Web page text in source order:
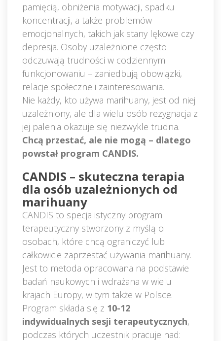
pamięcią, obniżenia motywacji, spadku
koncentracji, a także problemów
emocjonalnych, takich jak stany lękowe czy
depresja. Osoby uzależnione często
odczuwają trudności w codziennym
funkcjonowaniu – zaniedbują obowiązki,
relacje społeczne i zainteresowania.
Nie każdy, kto używa marihuany, jest od niej
uzależniony, ale dla wielu osób rezygnacja z
jej palenia okazuje się niezwykle trudna.
Chcą przestać, ale nie mogą – dlatego
powstał program CANDIS.
CANDIS – skuteczna terapia
dla osób uzależnionych od
marihuany
CANDIS to specjalistyczny program
terapeutyczny stworzony z myślą o
osobach, które chcą ograniczyć lub
całkowicie zaprzestać używania marihuany.
Jest to metoda opracowana na podstawie
badań naukowych i wdrażana w wielu
krajach Europy, w tym także w Polsce.
Program składa się z 10-12
indywidualnych sesji terapeutycznych,
podczas których uczestnik pracuje nad: